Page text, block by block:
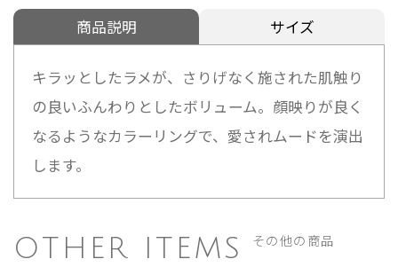
商品説明 サイズ
キラッとしたラメが、さりげなく施された肌触り
の良いふんわりとしたボリューム。顔映りが良く
なるようなカラーリングで、愛されムードを演出
します。
OTHER ITEMS その他の商品